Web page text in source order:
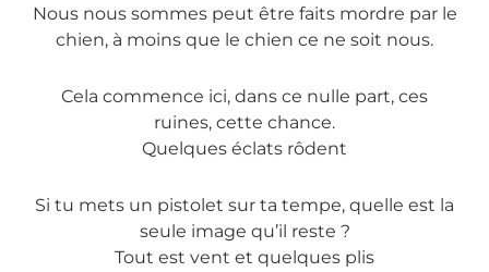
Nous nous sommes peut être faits mordre par le
chien, à moins que le chien ce ne soit nous.
Cela commence ici, dans ce nulle part, ces
ruines, cette chance.
Quelques éclats rôdent
Si tu mets un pistolet sur ta tempe, quelle est la
seule image qu’il reste ?
Tout est vent et quelques plis